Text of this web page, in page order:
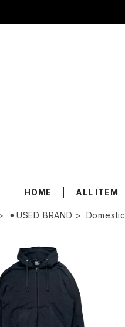
HOME ALL ITEM
⚫︎USED BRAND Domestic
SYTE ZIPパーカー
SOLD OUT